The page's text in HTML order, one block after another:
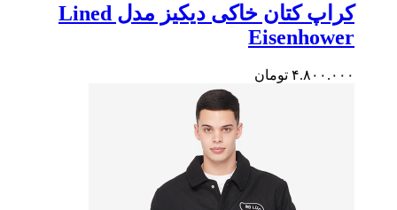
کراپ کتان خاکی دیکیز مدل Lined
تومان